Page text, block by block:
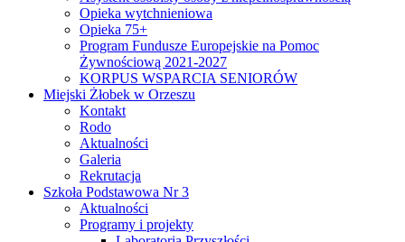
Opieka wytchnieniowa
Opieka 75+
Program Fundusze Europejskie na Pomoc
Żywnościową 2021-2027
KORPUS WSPARCIA SENIORÓW
Miejski Żłobek w Orzeszu
Kontakt
Rodo
Aktualności
Galeria
Rekrutacja
Szkoła Podstawowa Nr 3
Aktualności
Programy i projekty